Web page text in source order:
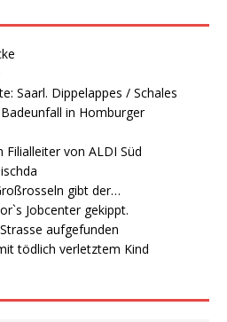
Saarl. Dippelappes / Schales
in Homburger
von ALDI Süd
gibt der…
Jobcenter gekippt.
aufgefunden
tödlich verletztem Kind